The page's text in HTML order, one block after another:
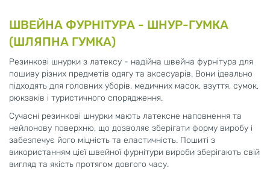
ШВЕЙНА ФУРНІТУРА - ШНУР-ГУМКА
(ШЛЯПНА ГУМКА)
Резинкові шнурки з латексу - надійна швейна фурнітура для
пошиву різних предметів одягу та аксесуарів. Вони ідеально
підходять для головних уборів, медичних масок, взуття, сумок,
рюкзаків і туристичного спорядження.
Сучасні резинкові шнурки мають латексне наповнення та
нейлонову поверхню, що дозволяє зберігати форму виробу і
забезпечує його міцність та еластичність. Пошиті з
використанням цієї швейної фурнітури вироби зберігають свій
вигляд та якість протягом довгого часу.